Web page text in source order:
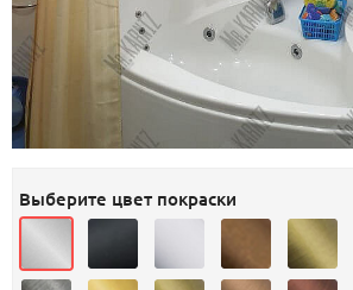
Выберите цвет покраски